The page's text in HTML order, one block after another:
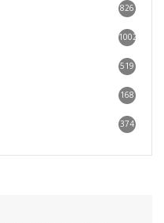
826
1002
519
168
374